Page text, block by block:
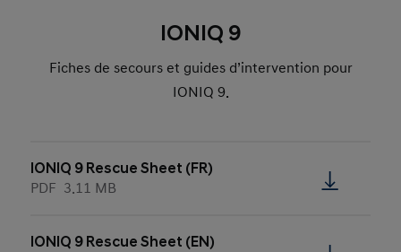
IONIQ 9
Fiches de secours et guides d’intervention pour
IONIQ 9.
IONIQ 9 Rescue Sheet (FR)
PDF 3.11 MB
IONIQ 9 Rescue Sheet (EN)